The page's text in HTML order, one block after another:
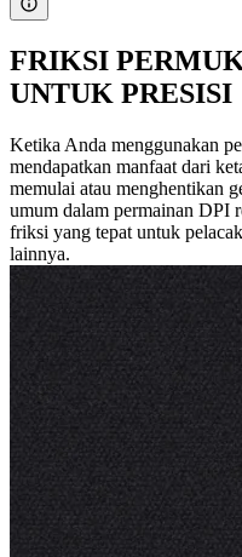
FRIKSI
UNTUK PRESISI
Ketika Anda menggunakan
mendapatkan manfaat dari
memulai atau menghentikan
umum dalam permainan DPI
friksi yang tepat untuk
lainnya.